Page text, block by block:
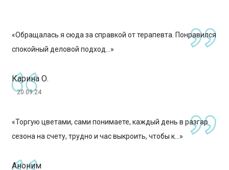
«Обращалась я сюда за справкой от терапевта. Понравился
спокойный деловой подход...»
Карина О.
20.09.24
«Торгую цветами, сами понимаете, каждый день в разгар
сезона на счету, трудно и час выкроить, чтобы к...»
Аноним